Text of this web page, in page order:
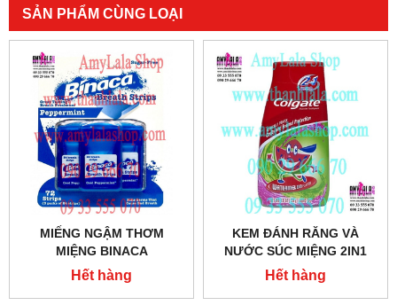
SẢN PHẨM CÙNG LOẠI
MIẾNG NGẬM THƠM
MIỆNG BINACA
FASTBLAST CAO CẤP -
0933555070 - 0902966670 -
Hết hàng
KEM ĐÁNH RĂNG VÀ
NƯỚC SÚC MIỆNG 2IN1
WATERMELON FLAVOR
COLGATE KIDS 4.6OZ -
Hết hàng